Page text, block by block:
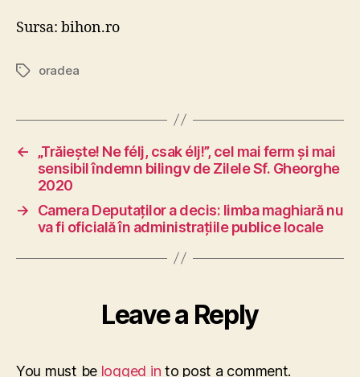
Sursa: bihon.ro
Tagsoradea
←
„Trăiește! Ne félj, csak élj!”, cel mai ferm și mai
sensibil îndemn bilingv de Zilele Sf. Gheorghe
2020
→
Camera Deputaților a decis: limba maghiară nu
va fi oficială în administrațiile publice locale
Leave a Reply
You must be logged in to post a comment.